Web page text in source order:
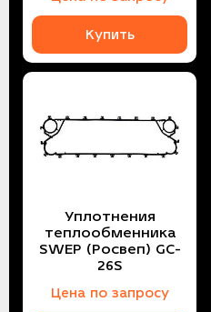
Купить
Уплотнения
теплообменника
SWEP (Росвеп) GC-
26S
Цена по запросу